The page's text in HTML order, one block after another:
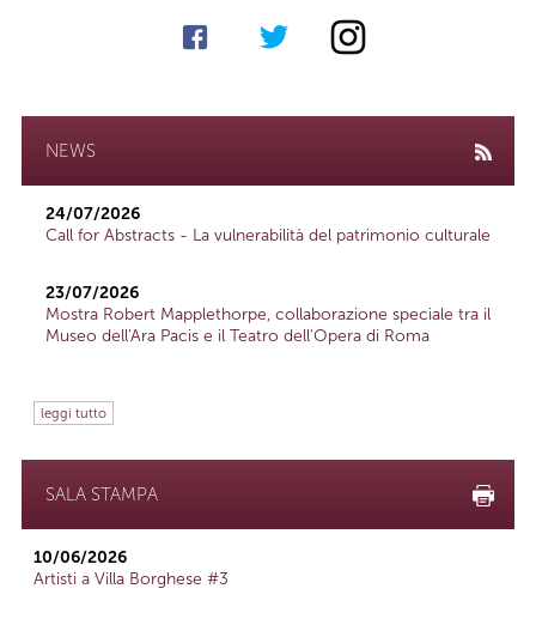
NEWS
24/07/2026
Call for Abstracts - La vulnerabilità del patrimonio culturale
23/07/2026
Mostra Robert Mapplethorpe, collaborazione speciale tra il
Museo dell'Ara Pacis e il Teatro dell'Opera di Roma
leggi tutto
SALA STAMPA
10/06/2026
Artisti a Villa Borghese #3